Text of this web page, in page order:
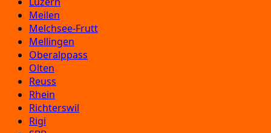
Meilen
Melchsee-Frutt
Mellingen
Oberalppass
Olten
Reuss
Rhein
Richterswil
Rigi